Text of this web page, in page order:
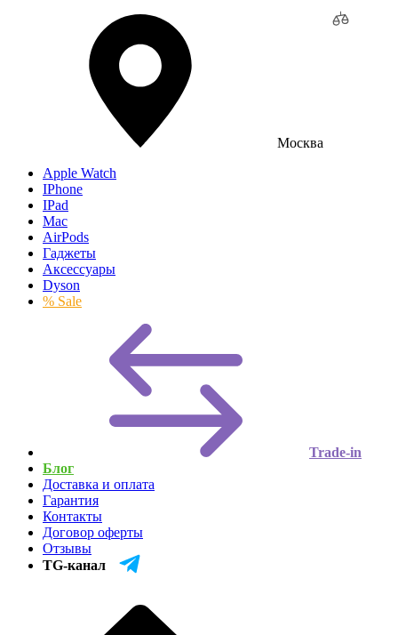
Москва
Apple Watch
IPhone
IPad
Mac
AirPods
Гаджеты
Аксессуары
Dyson
% Sale
Trade-in
Блог
Доставка и оплата
Гарантия
Контакты
Договор оферты
Отзывы
TG-канал